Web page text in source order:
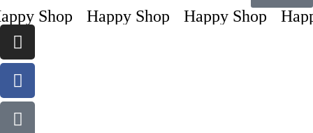
Shop Happy Shop Happy Shop